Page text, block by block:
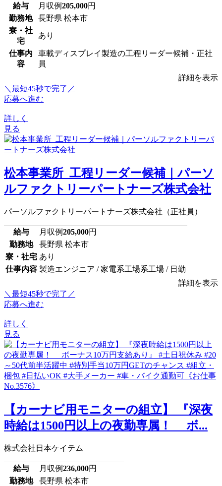
給与 月収例205,000円
勤務地
長野県 松本市
寮・社
宅
あり
仕事内
容
車載ディスプレイ製造の工程リーダー候補・正社
員
詳細を表示
＼最短45秒で完了／
応募へ進む
詳しく
見る
松本事業所_工程リーダー候補｜パーソ
ルファクトリーパートナーズ株式会社
パーソルファクトリーパートナーズ株式会社（正社員）
給与 月収例205,000円
勤務地
長野県 松本市
寮・社宅 あり
仕事内容 製造エンジニア / 家電系工場系工場 / 日勤
詳細を表示
＼最短45秒で完了／
応募へ進む
詳しく
見る
【カーナビ用モニターの組立】 『深夜
時給は1500円以上の夜勤専属！ ボ...
株式会社日本ケイテム
給与 月収例236,000円
勤務地
長野県 松本市